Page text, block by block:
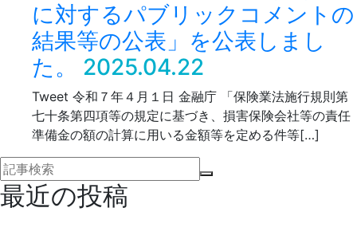
に対するパブリックコメントの
結果等の公表」を公表しまし
た。
2025.04.22
Tweet 令和７年４月１日 金融庁 「保険業法施行規則第
七十条第四項等の規定に基づき、損害保険会社等の責任
準備金の額の計算に用いる金額等を定める件等[…]
最近の投稿